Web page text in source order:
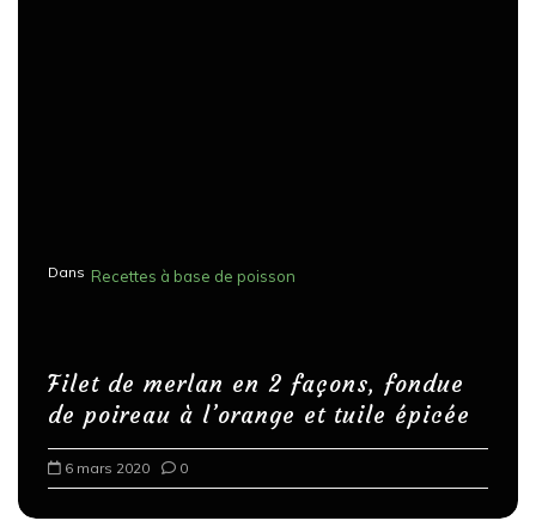
Dans Recettes à base de poisson
Filet de merlan en 2 façons, fondue
de poireau à l’orange et tuile épicée
6 mars 2020 0